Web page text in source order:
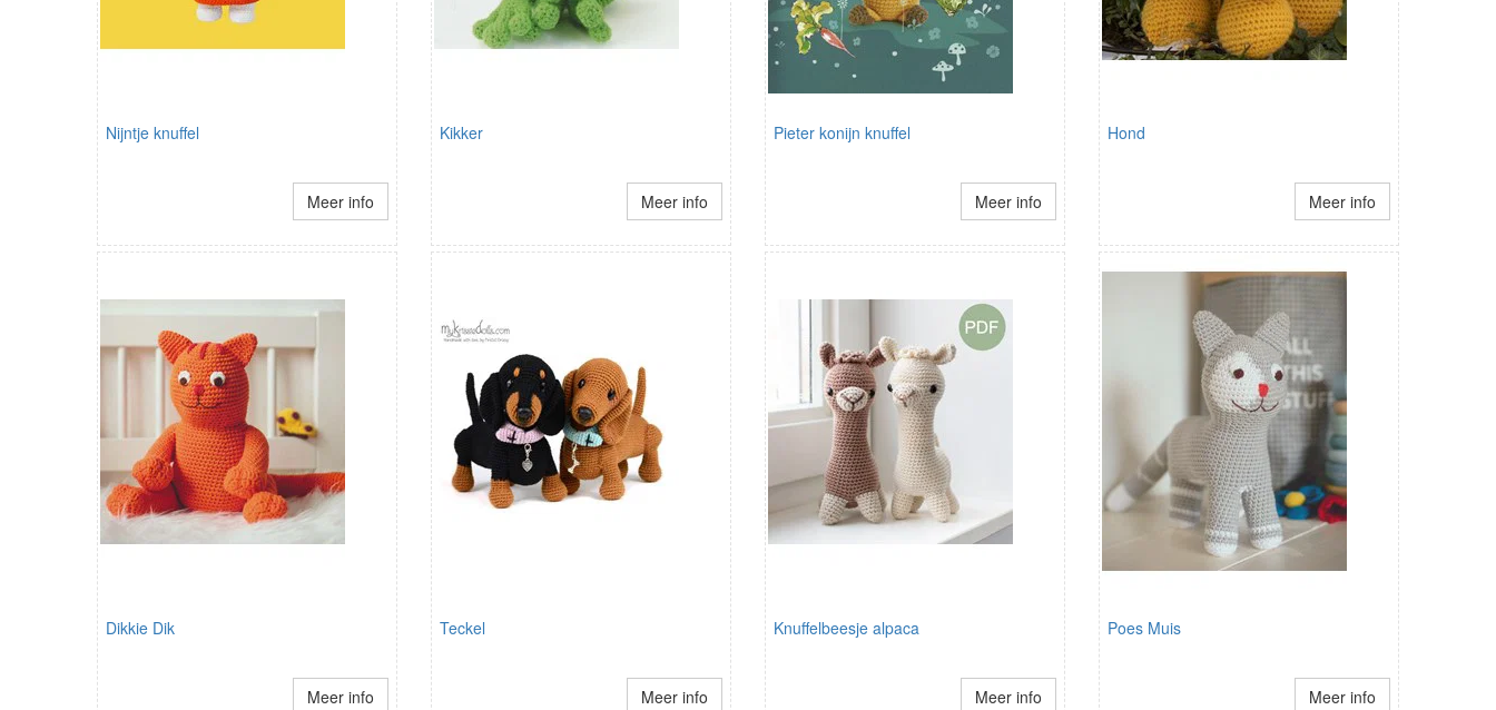
Nijntje knuffel
Meer info
Kikker
Meer info
Pieter konijn knuffel
Meer info
Hond
Meer info
Dikkie Dik
Meer info
Teckel
Meer info
Knuffelbeesje alpaca
Meer info
Poes Muis
Meer info